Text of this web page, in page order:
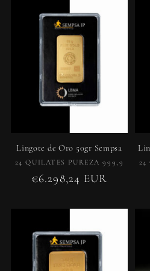
Lingote de Oro 50gr Sempsa
Proveedor:
24 QUILATES PUREZA 999,9
Precio
€6.298,24 EUR
24